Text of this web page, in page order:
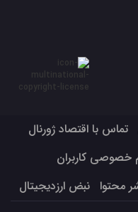
تماس با اقتصاد ژورنال
خصوصی کاربران
محتوا نبض ارزدیجیتال